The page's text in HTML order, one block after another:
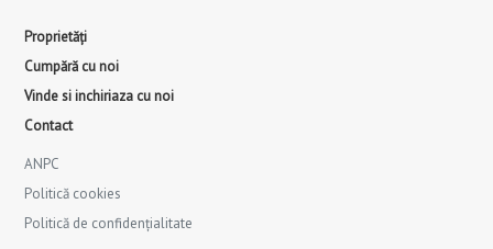
Proprietăți
Cumpără cu noi
Vinde si inchiriaza cu noi
Contact
ANPC
Politică cookies
Politică de confidențialitate